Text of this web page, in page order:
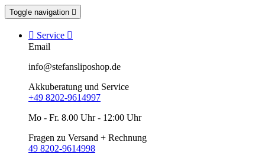
Toggle navigation 
 Service 
Email
info@stefansliposhop.de
Akkuberatung und Service
+49 8202-9614997
Mo - Fr. 8.00 Uhr - 12:00 Uhr
Fragen zu Versand + Rechnung
49 8202-9614998